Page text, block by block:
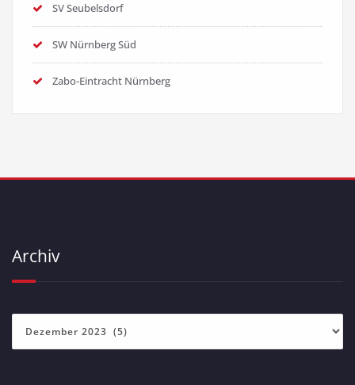
SV Seubelsdorf
SW Nürnberg Süd
Zabo-Eintracht Nürnberg
Archiv